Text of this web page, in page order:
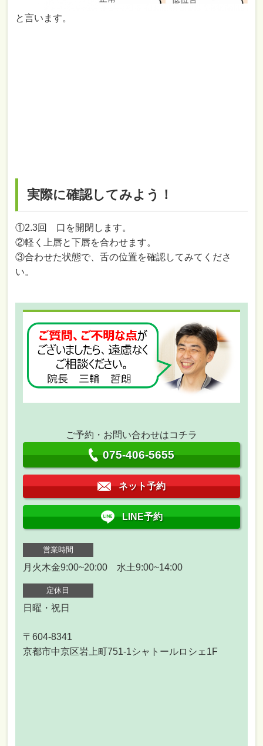
と言います。
実際に確認してみよう！
①2.3回 口を開閉します。
②軽く上唇と下唇を合わせます。
③合わせた状態で、舌の位置を確認してみてくださ
い。
ご予約・お問い合わせはコチラ
075-406-5655
ネット予約
LINE予約
営業時間
月火木金9:00~20:00 水土9:00~14:00
定休日
日曜・祝日
〒604-8341
京都市中京区岩上町751-1シャトールロシェ1F